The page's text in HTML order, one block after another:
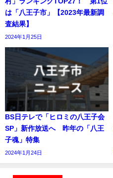
は「八王子市」【2023年最新調
査結果】
2024年1月25日
BS日テレで「ヒロミの八王子会
SP」新作放送へ 昨年の「八王
子魂」特集
2024年1月24日